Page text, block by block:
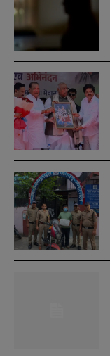
a
m
e
*
E
m
a
i
l
*
N
u
m
b
e
r
s
a
m
e
*
E
m
a
i
l
*
N
u
m
b
e
r
s